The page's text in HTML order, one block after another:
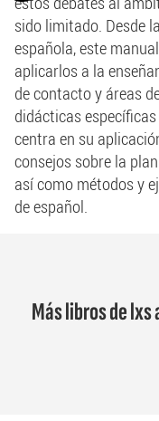
sido limitado. Desde
española, este
aplicarlos a la
de contacto y áreas
didácticas
centra en su
consejos sobre la
así como métodos y
de español.
Más libros de